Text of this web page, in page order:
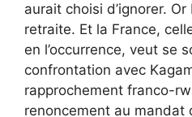
aurait choisi d’ignorer.
retraite. Et la France,
en l’occurrence, veut se
confrontation avec
rapprochement franco-
renoncement au mandat